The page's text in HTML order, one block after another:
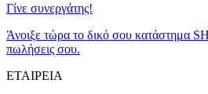
Γίνε συνεργάτης!
Άνοιξε τώρα το δικό σου κατάστημα
πωλήσεις σου.
ΕΤΑΙΡΕΙΑ